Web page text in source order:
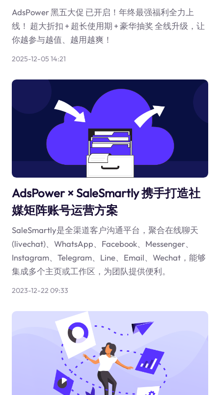
AdsPower 黑五大促 已开启！年终最强福利全力上
线！ 超大折扣 + 超长使用期 + 豪华抽奖 全线升级，让
你越参与越值、越用越爽！
2025-12-05 14:21
AdsPower × SaleSmartly 携手打造社
媒矩阵账号运营方案
SaleSmartly是全渠道客户沟通平台，聚合在线聊天
(livechat)、WhatsApp、Facebook、Messenger、
Instagram、Telegram、Line、Email、Wechat，能够
集成多个主页或工作区，为团队提供便利。
2023-12-22 09:33